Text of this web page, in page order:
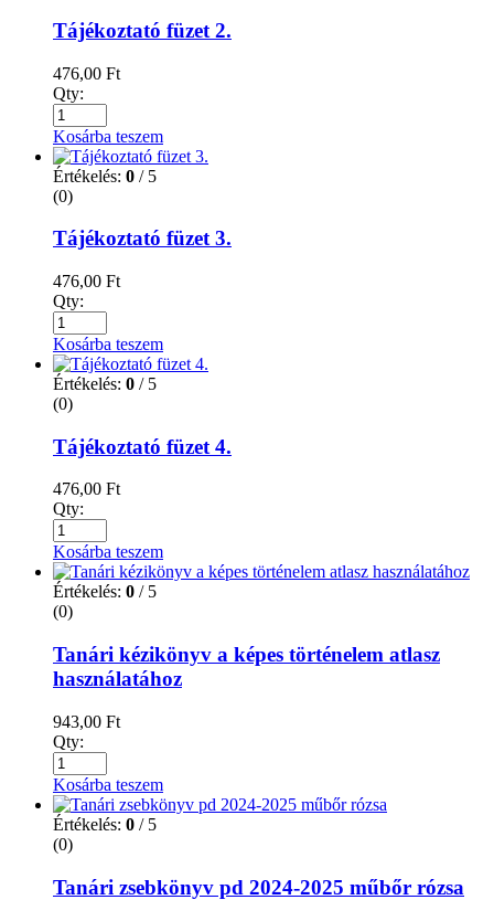
Tájékoztató füzet 2.
476,00 Ft
Qty:
Kosárba teszem
Értékelés: 0 / 5
(0)
Tájékoztató füzet 3.
476,00 Ft
Qty:
Kosárba teszem
Értékelés: 0 / 5
(0)
Tájékoztató füzet 4.
476,00 Ft
Qty:
Kosárba teszem
Értékelés: 0 / 5
(0)
Tanári kézikönyv a képes történelem atlasz
használatához
943,00 Ft
Qty:
Kosárba teszem
Értékelés: 0 / 5
(0)
Tanári zsebkönyv pd 2024-2025 műbőr rózsa